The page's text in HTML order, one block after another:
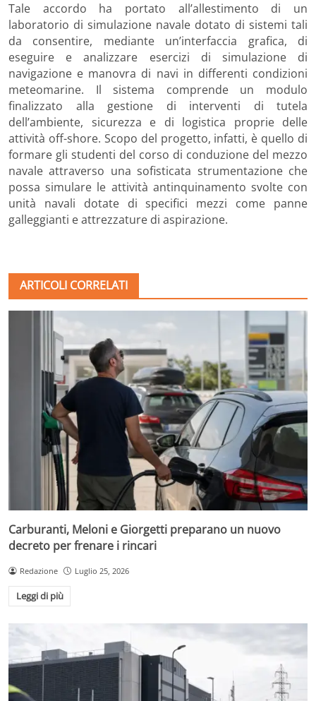
Tale accordo ha portato all’allestimento di un
laboratorio di simulazione navale dotato di sistemi tali
da consentire, mediante un’interfaccia grafica, di
eseguire e analizzare esercizi di simulazione di
navigazione e manovra di navi in differenti condizioni
meteomarine. Il sistema comprende un modulo
finalizzato alla gestione di interventi di tutela
dell’ambiente, sicurezza e di logistica proprie delle
attività off-shore. Scopo del progetto, infatti, è quello di
formare gli studenti del corso di conduzione del mezzo
navale attraverso una sofisticata strumentazione che
possa simulare le attività antinquinamento svolte con
unità navali dotate di specifici mezzi come panne
galleggianti e attrezzature di aspirazione.
ARTICOLI CORRELATI
Carburanti, Meloni e Giorgetti preparano un nuovo
decreto per frenare i rincari
Redazione Luglio 25, 2026
Leggi di più